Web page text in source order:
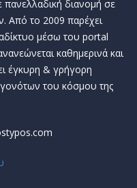
πανελλαδική διανομή σε
Από το 2009 παρέχει
μέσω του portal
καθημερινά και
έγκυρη & γρήγορη
του κόσμου της